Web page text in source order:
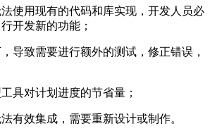
使用现有的代码和库实现，开发人员必
开发新的功能；
导致需要进行额外的测试，修正错误，
具对计划进度的节省量；
有效集成，需要重新设计或制作。